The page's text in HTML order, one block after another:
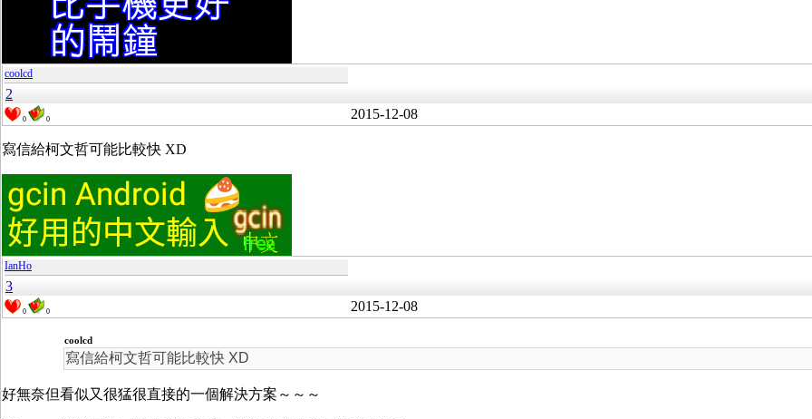
coolcd
2
0 0 2015-12-08
寫信給柯文哲可能比較快 XD
IanHo
3
0 0 2015-12-08
coolcd
寫信給柯文哲可能比較快 XD
好無奈但看似又很猛很直接的一個解決方案～～～